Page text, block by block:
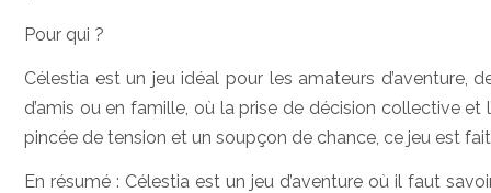
Pour qui ?
Célestia est un jeu idéal pour les amateurs d’aventure,
d’amis ou en famille, où la prise de décision collective
pincée de tension et un soupçon de chance, ce jeu est
En résumé : Célestia est un jeu d’aventure où il faut